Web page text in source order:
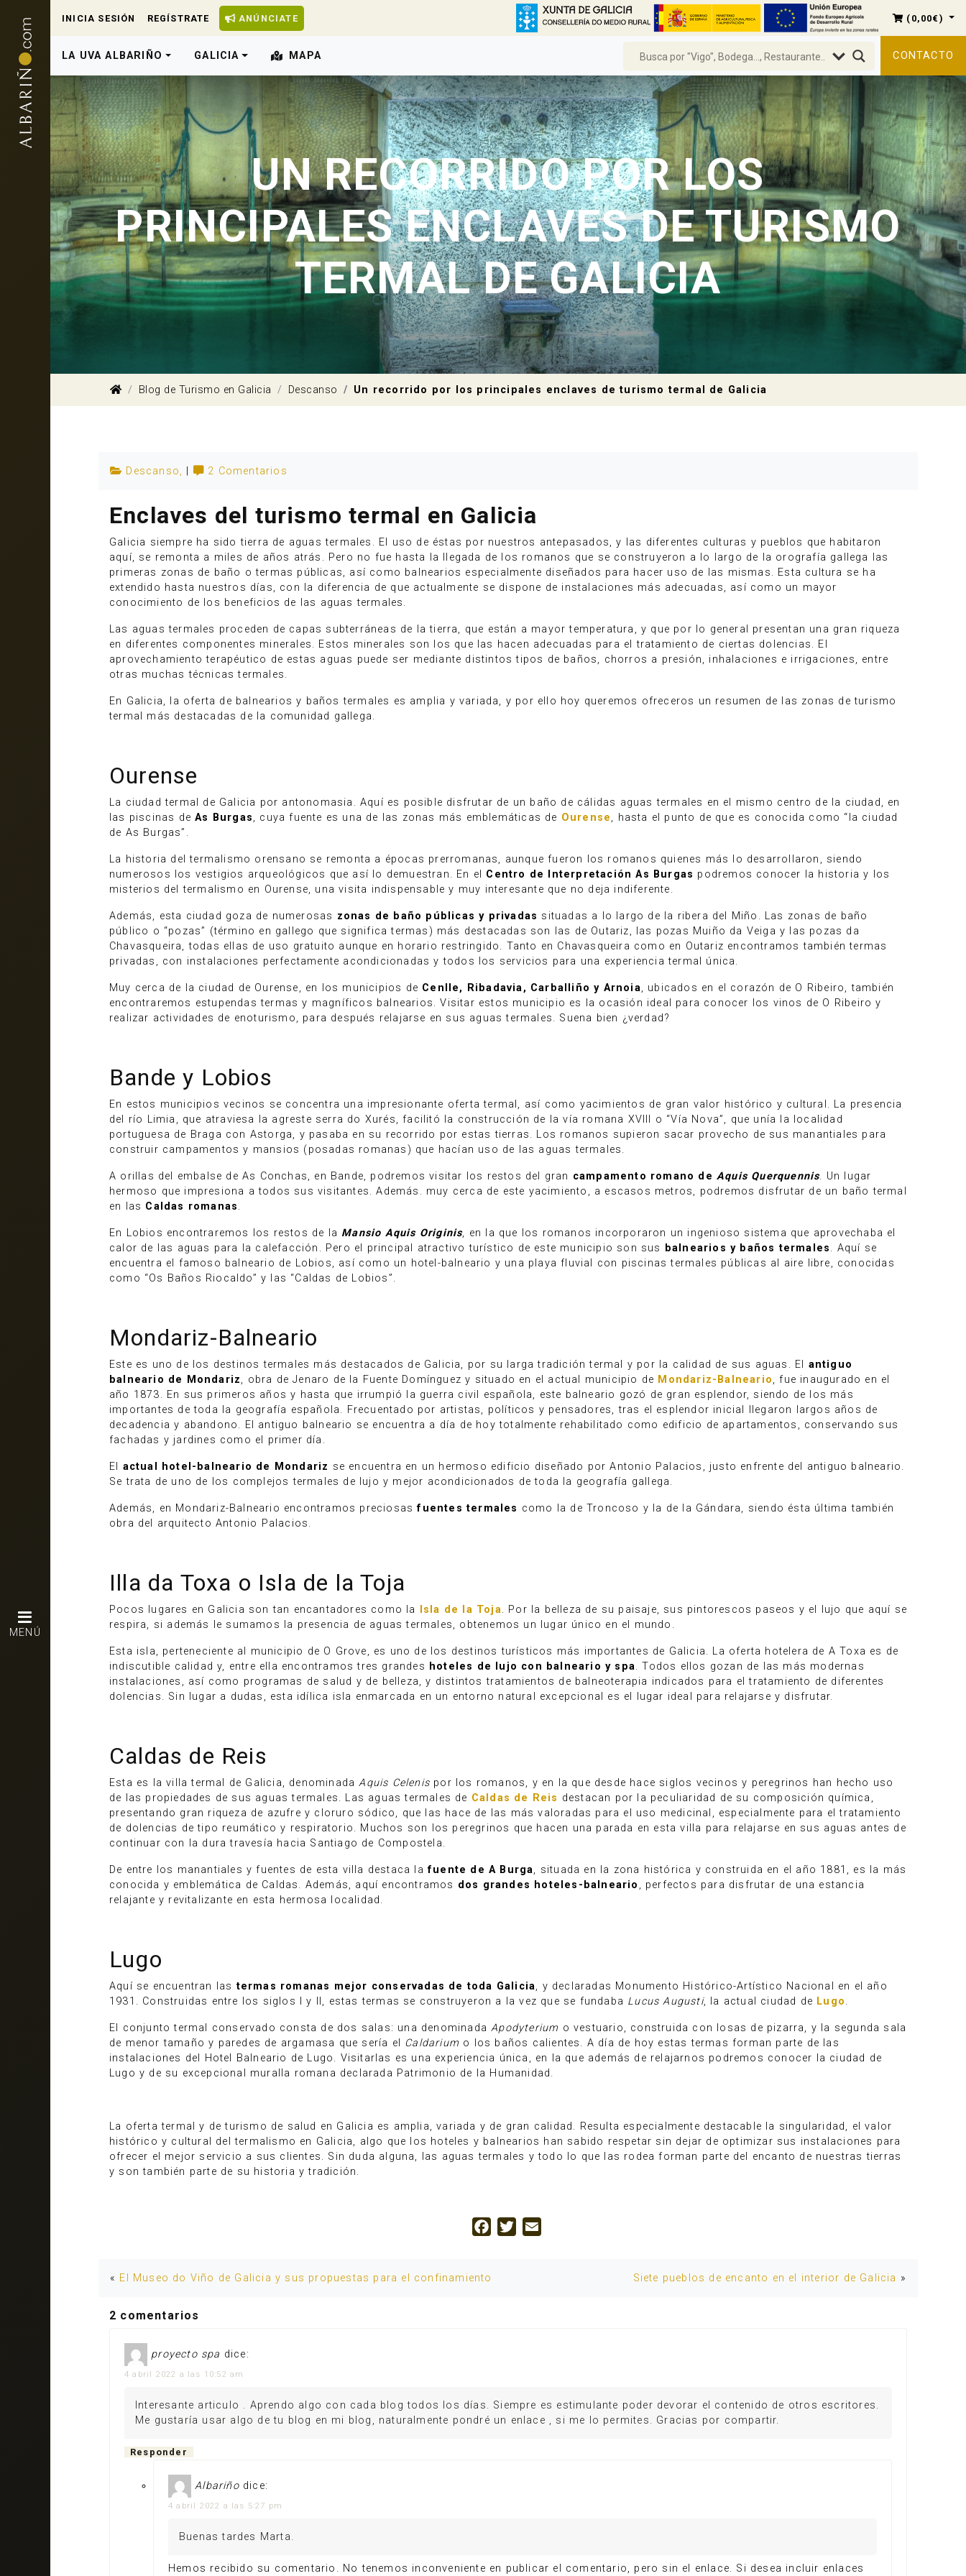
MENÚ
INICIA SESIÓN REGÍSTRATE ANÚNCIATE ( 0,00€ )
LA UVA ALBARIÑO GALICIA MAPA CONTACTO
UN RECORRIDO POR LOS
PRINCIPALES ENCLAVES DE TURISMO
TERMAL DE GALICIA
Blog de Turismo en Galicia Descanso Un recorrido por los principales enclaves de turismo termal de Galicia
Descanso, 2 Comentarios
Enclaves del turismo termal en Galicia
Galicia siempre ha sido tierra de aguas termales. El uso de éstas por nuestros antepasados, y las diferentes culturas y pueblos que habitaron
aquí, se remonta a miles de años atrás. Pero no fue hasta la llegada de los romanos que se construyeron a lo largo de la orografía gallega las
primeras zonas de baño o termas públicas, así como balnearios especialmente diseñados para hacer uso de las mismas. Esta cultura se ha
extendido hasta nuestros días, con la diferencia de que actualmente se dispone de instalaciones más adecuadas, así como un mayor
conocimiento de los beneficios de las aguas termales.
Las aguas termales proceden de capas subterráneas de la tierra, que están a mayor temperatura, y que por lo general presentan una gran riqueza
en diferentes componentes minerales. Estos minerales son los que las hacen adecuadas para el tratamiento de ciertas dolencias. El
aprovechamiento terapéutico de estas aguas puede ser mediante distintos tipos de baños, chorros a presión, inhalaciones e irrigaciones, entre
otras muchas técnicas termales.
En Galicia, la oferta de balnearios y baños termales es amplia y variada, y por ello hoy queremos ofreceros un resumen de las zonas de turismo
termal más destacadas de la comunidad gallega.
Ourense
La ciudad termal de Galicia por antonomasia. Aquí es posible disfrutar de un baño de cálidas aguas termales en el mismo centro de la ciudad, en
las piscinas deAs Burgas, cuya fuente es una de las zonas más emblemáticas de Ourense, hasta el punto de que es conocida como “la ciudad
de As Burgas”.
La historia del termalismo orensano se remonta a épocas prerromanas, aunque fueron los romanos quienes más lo desarrollaron, siendo
numerosos los vestigios arqueológicos que así lo demuestran. En el Centro de Interpretación As Burgas podremos conocer la historia y los
misterios del termalismo en Ourense, una visita indispensable y muy interesante que no deja indiferente.
Además, esta ciudad goza de numerosas zonas de baño públicas y privadas situadas a lo largo de la ribera del Miño. Las zonas de baño
público o “pozas” (término en gallego que significa termas) más destacadas son las de Outariz, las pozas Muiño da Veiga y las pozas da
Chavasqueira, todas ellas de uso gratuito aunque en horario restringido. Tanto en Chavasqueira como en Outariz encontramos también termas
privadas, con instalaciones perfectamente acondicionadas y todos los servicios para una experiencia termal única.
Muy cerca de la ciudad de Ourense, en los municipios de Cenlle, Ribadavia, Carballiño y Arnoia, ubicados en el corazón de O Ribeiro, también
encontraremos estupendas termas y magníficos balnearios. Visitar estos municipio es la ocasión ideal para conocer los vinos de O Ribeiro y
realizar actividades de enoturismo, para después relajarse en sus aguas termales. Suena bien ¿verdad?
Bande y Lobios
En estos municipios vecinos se concentra una impresionante oferta termal, así como yacimientos de gran valor histórico y cultural. La presencia
del río Limia, que atraviesa la agreste serra do Xurés, facilitó la construcción de la vía romana XVIII o “Vía Nova”, que unía la localidad
portuguesa de Braga con Astorga, y pasaba en su recorrido por estas tierras. Los romanos supieron sacar provecho de sus manantiales para
construir campamentos y mansios (posadas romanas) que hacían uso de las aguas termales.
A orillas del embalse de As Conchas, en Bande, podremos visitar los restos del gran campamento romano deAquis Querquennis. Un lugar
hermoso que impresiona a todos sus visitantes. Además. muy cerca de este yacimiento, a escasos metros, podremos disfrutar de un baño termal
en las Caldas romanas.
En Lobios encontraremos los restos de la Mansio Aquis Originis, en la que los romanos incorporaron un ingenioso sistema que aprovechaba el
calor de las aguas para la calefacción. Pero el principal atractivo turístico de este municipio son sus balnearios y baños termales. Aquí se
encuentra el famoso balneario de Lobios, así como un hotel-balneario y una playa fluvial con piscinas termales públicas al aire libre, conocidas
como “Os Baños Riocaldo” y las “Caldas de Lobios”.
Mondariz-Balneario
Este es uno de los destinos termales más destacados de Galicia, por su larga tradición termal y por la calidad de sus aguas. El antiguo
balneario de Mondariz, obra de Jenaro de la Fuente Domínguez y situado en el actual municipio de Mondariz-Balneario, fue inaugurado en el
año 1873. En sus primeros años y hasta que irrumpió la guerra civil española, este balneario gozó de gran esplendor, siendo de los más
importantes de toda la geografía española. Frecuentado por artistas, políticos y pensadores, tras el esplendor inicial llegaron largos años de
decadencia y abandono. El antiguo balneario se encuentra a día de hoy totalmente rehabilitado como edificio de apartamentos, conservando sus
fachadas y jardines como el primer día.
El actual hotel-balneario de Mondariz se encuentra en un hermoso edificio diseñado por Antonio Palacios, justo enfrente del antiguo balneario.
Se trata de uno de los complejos termales de lujo y mejor acondicionados de toda la geografía gallega.
Además, en Mondariz-Balneario encontramos preciosasfuentes termales como la de Troncoso y la de la Gándara, siendo ésta última también
obra del arquitecto Antonio Palacios.
Illa da Toxa o Isla de la Toja
Pocos lugares en Galicia son tan encantadores como la Isla de la Toja. Por la belleza de su paisaje, sus pintorescos paseos y el lujo que aquí se
respira, si además le sumamos la presencia de aguas termales, obtenemos un lugar único en el mundo.
Esta isla, perteneciente al municipio de O Grove, es uno de los destinos turísticos más importantes de Galicia. La oferta hotelera de A Toxa es de
indiscutible calidad y, entre ella encontramos tres grandes hoteles de lujo con balneario y spa. Todos ellos gozan de las más modernas
instalaciones, así como programas de salud y de belleza, y distintos tratamientos de balneoterapia indicados para el tratamiento de diferentes
dolencias. Sin lugar a dudas, esta idílica isla enmarcada en un entorno natural excepcional es el lugar ideal para relajarse y disfrutar.
Caldas de Reis
Esta es la villa termal de Galicia, denominadaAquis Celenis por los romanos, y en la que desde hace siglos vecinos y peregrinos han hecho uso
de las propiedades de sus aguas termales. Las aguas termales de Caldas de Reis destacan por la peculiaridad de su composición química,
presentando gran riqueza de azufre y cloruro sódico, que las hace de las más valoradas para el uso medicinal, especialmente para el tratamiento
de dolencias de tipo reumático y respiratorio. Muchos son los peregrinos que hacen una parada en esta villa para relajarse en sus aguas antes de
continuar con la dura travesía hacia Santiago de Compostela.
De entre los manantiales y fuentes de esta villa destaca lafuente de A Burga, situada en la zona histórica y construida en el año 1881, es la más
conocida y emblemática de Caldas. Además, aquí encontramos dos grandes hoteles-balneario , perfectos para disfrutar de una estancia
relajante y revitalizante en esta hermosa localidad.
Lugo
Aquí se encuentran lastermas romanas mejor conservadas de toda Galicia, y declaradas Monumento Histórico-Artístico Nacional en el año
1931. Construidas entre los siglos I y II, estas termas se construyeron a la vez que se fundaba Lucus Augusti, la actual ciudad de Lugo.
El conjunto termal conservado consta de dos salas: una denominadaApodyterium o vestuario, construida con losas de pizarra, y la segunda sala
de menor tamaño y paredes de argamasa que sería el Caldarium o los baños calientes. A día de hoy estas termas forman parte de las
instalaciones del Hotel Balneario de Lugo. Visitarlas es una experiencia única, en la que además de relajarnos podremos conocer la ciudad de
Lugo y de su excepcional muralla romana declarada Patrimonio de la Humanidad.
La oferta termal y de turismo de salud en Galicia es amplia, variada y de gran calidad. Resulta especialmente destacable la singularidad, el valor
histórico y cultural del termalismo en Galicia, algo que los hoteles y balnearios han sabido respetar sin dejar de optimizar sus instalaciones para
ofrecer el mejor servicio a sus clientes. Sin duda alguna, las aguas termales y todo lo que las rodea forman parte del encanto de nuestras tierras
y son también parte de su historia y tradición.
Facebook
Twitter
« El Museo do Viño de Galicia y sus propuestas para el confinamiento Siete pueblos de encanto en el interior de Galicia »
2 comentarios
proyecto spa dice:
4 abril 2022 a las 10:52 am
Interesante articulo . Aprendo algo con cada blog todos los días. Siempre es estimulante poder devorar el contenido de otros escritores.
Me gustaría usar algo de tu blog en mi blog, naturalmente pondré un enlace , si me lo permites. Gracias por compartir.
Responder
Albariño dice:
4 abril 2022 a las 5:27 pm
Buenas tardes Marta.
Hemos recibido su comentario. No tenemos inconveniente en publicar el comentario, pero sin el enlace. Si desea incluir enlaces